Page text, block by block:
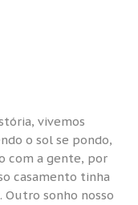
vivemos
o sol se pondo,
com a gente, por
casamento tinha
Outro sonho nosso